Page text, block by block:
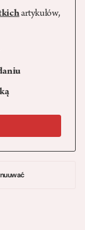
artykułów,